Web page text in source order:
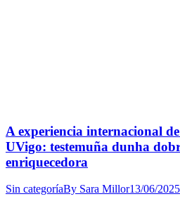
A experiencia internacional
UVigo: testemuña dunha
enriquecedora
Sin categoríaBy Sara Millor13/06/2025